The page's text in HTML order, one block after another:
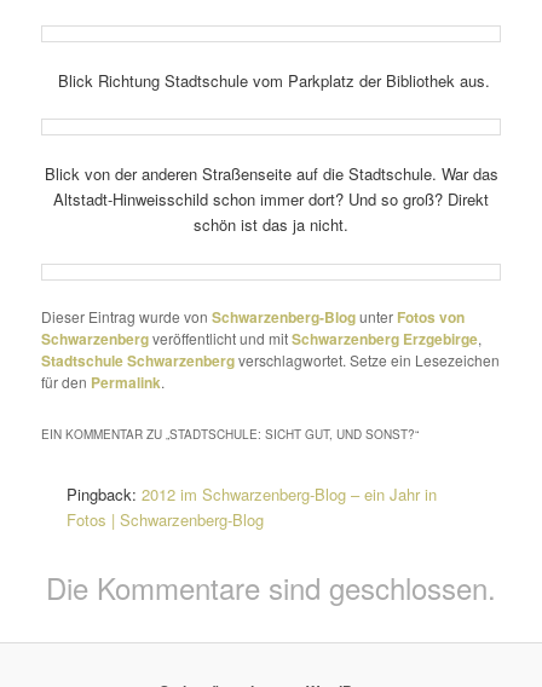
Blick Richtung Stadtschule vom Parkplatz der Bibliothek aus.
Blick von der anderen Straßenseite auf die Stadtschule. War das
Altstadt-Hinweisschild schon immer dort? Und so groß? Direkt
schön ist das ja nicht.
Dieser Eintrag wurde vonSchwarzenberg-Blogunter Fotos von
Schwarzenbergveröffentlicht und mitSchwarzenberg Erzgebirge,
Stadtschule Schwarzenbergverschlagwortet. Setze ein Lesezeichen
für den Permalink.
EIN KOMMENTAR ZU „STADTSCHULE: SICHT GUT, UND SONST?“
Pingback:2012 im Schwarzenberg-Blog – ein Jahr in
Fotos | Schwarzenberg-Blog
Die Kommentare sind geschlossen.